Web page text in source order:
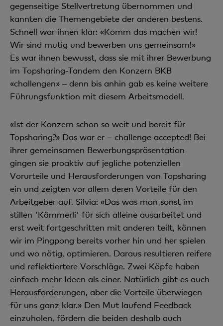
gegenseitige Stellvertretung übernommen und
kannten die Themengebiete der anderen bestens.
Schnell war ihnen klar: «Komm das machen wir!
Wir sind mutig und bewerben uns gemeinsam!»
Es war ihnen bewusst, dass sie mit ihrer Bewerbung
im Topsharing-Tandem den Konzern BKB
«challengen» ‒ denn bis anhin gab es keine weitere
Führungsfunktion mit diesem Arbeitsmodell.
«Ist der Konzern schon so weit und bereit für
Topsharing?» Das war er – challenge accepted! Bei
ihrer gemeinsamen Bewerbungspräsentation
gingen sie proaktiv auf jegliche potenziellen
Vorurteile und Herausforderungen von Topsharing
ein und zeigten vor allem deren Vorteile für den
Arbeitgeber auf. Silvia: «Das was man sonst im
stillen 'Kämmerli' für sich alleine ausarbeitet und
erst weit fortgeschritten mit anderen teilt, können
wir im Pingpong bereits vorher hin und her spielen
und wo nötig, optimieren. Daraus resultieren reifere
und reflektiertere Vorschläge. Zwei Köpfe haben
einfach mehr Ideen als einer. Natürlich gibt es auch
Herausforderungen, aber die Vorteile überwiegen
für uns ganz klar.» Den Mut laufend Feedback
einzuholen, fördern die beiden deshalb auch